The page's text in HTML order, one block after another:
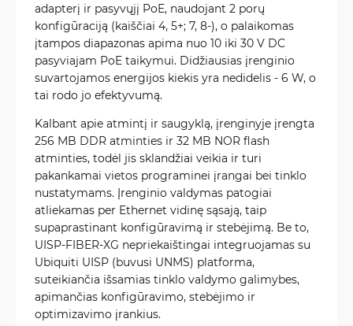
adapterį ir pasyvųjį PoE, naudojant 2 porų
konfigūraciją (kaiščiai 4, 5+; 7, 8-), o palaikomas
įtampos diapazonas apima nuo 10 iki 30 V DC
pasyviajam PoE taikymui. Didžiausias įrenginio
suvartojamos energijos kiekis yra nedidelis - 6 W, o
tai rodo jo efektyvumą.
Kalbant apie atmintį ir saugyklą, įrenginyje įrengta
256 MB DDR atminties ir 32 MB NOR flash
atminties, todėl jis sklandžiai veikia ir turi
pakankamai vietos programinei įrangai bei tinklo
nustatymams. Įrenginio valdymas patogiai
atliekamas per Ethernet vidinę sąsają, taip
supaprastinant konfigūravimą ir stebėjimą. Be to,
UISP-FIBER-XG nepriekaištingai integruojamas su
Ubiquiti UISP (buvusi UNMS) platforma,
suteikiančia išsamias tinklo valdymo galimybes,
apimančias konfigūravimo, stebėjimo ir
optimizavimo įrankius.